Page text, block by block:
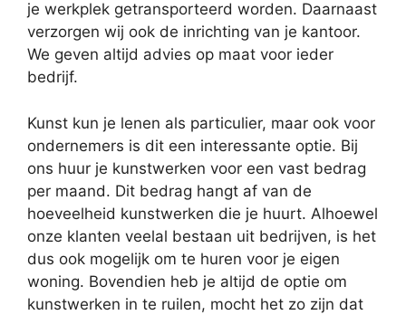
je werkplek getransporteerd worden. Daarnaast
verzorgen wij ook de inrichting van je kantoor.
We geven altijd advies op maat voor ieder
bedrijf.
Kunst kun je lenen als particulier, maar ook voor
ondernemers is dit een interessante optie. Bij
ons huur je kunstwerken voor een vast bedrag
per maand. Dit bedrag hangt af van de
hoeveelheid kunstwerken die je huurt. Alhoewel
onze klanten veelal bestaan uit bedrijven, is het
dus ook mogelijk om te huren voor je eigen
woning. Bovendien heb je altijd de optie om
kunstwerken in te ruilen, mocht het zo zijn dat